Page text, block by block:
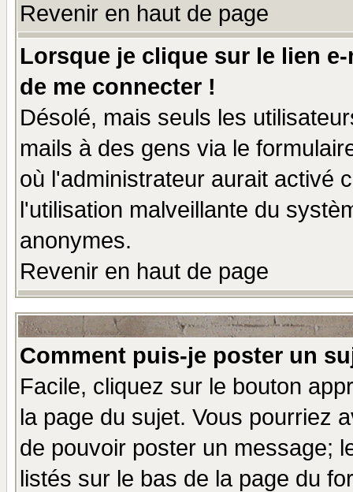
Revenir en haut de page
Lorsque je clique sur le lien
de me connecter !
Désolé, mais seuls les
mails à des gens via le
où l'administrateur aurait activé
l'utilisation malveillante du
anonymes.
Revenir en haut de page
Comment puis-je poster un
Facile, cliquez sur le bouton
la page du sujet. Vous pourriez
de pouvoir poster un message;
listés sur le bas de la page du